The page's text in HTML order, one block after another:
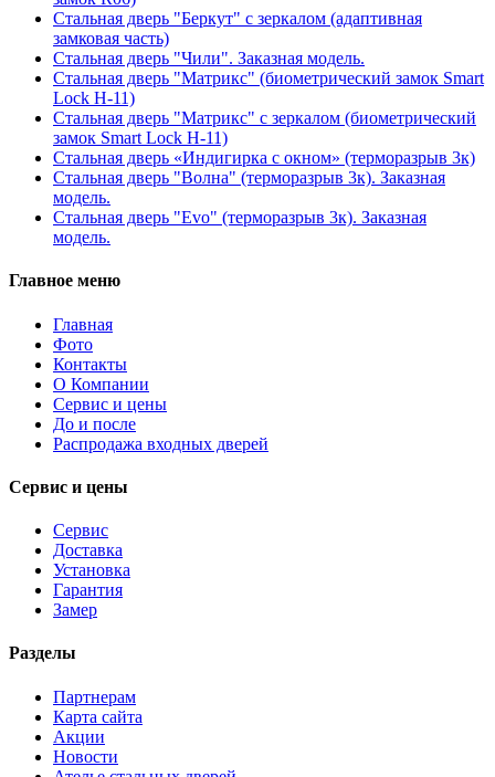
Стальная дверь "Беркут" с зеркалом (адаптивная
замковая часть)
Стальная дверь "Чили". Заказная модель.
Стальная дверь "Матрикс" (биометрический замок Smart
Lock H-11)
Стальная дверь "Матрикс" с зеркалом (биометрический
замок Smart Lock H-11)
Стальная дверь «Индигирка с окном» (терморазрыв 3к)
Стальная дверь "Волна" (терморазрыв 3к). Заказная
модель.
Стальная дверь "Evo" (терморазрыв 3к). Заказная
модель.
Главное меню
Главная
Фото
Контакты
О Компании
Сервис и цены
До и после
Распродажа входных дверей
Сервис и цены
Сервис
Доставка
Установка
Гарантия
Замер
Разделы
Партнерам
Карта сайта
Акции
Новости